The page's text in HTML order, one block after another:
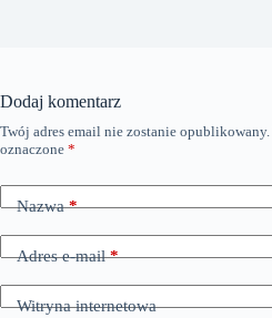
Dodaj komentarz
Twój adres email nie zostanie opublikowany.
oznaczone *
Nazwa*
Adres e-mail*
Witryna internetowa